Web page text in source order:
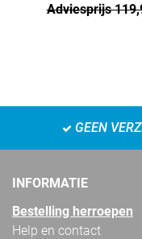
Adviesprijs
GEEN
INFORMATIE
Bestelling herroepen
Help en contact